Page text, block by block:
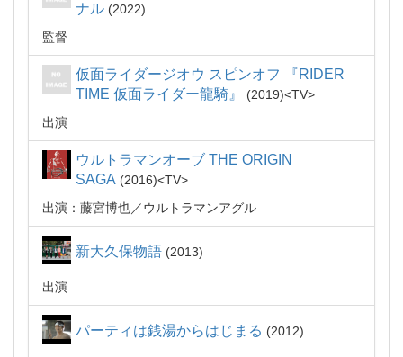
ナル
2022
監督
仮面ライダージオウ スピンオフ 『RIDER
TIME 仮面ライダー龍騎』
2019
TV
出演
ウルトラマンオーブ THE ORIGIN
SAGA
2016
TV
出演：藤宮博也／ウルトラマンアグル
新大久保物語 2013
出演
パーティは銭湯からはじまる 2012